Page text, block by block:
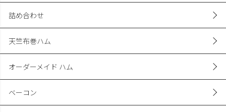
詰め合わせ
天竺布巻ハム
オーダーメイド ハム
ベーコン